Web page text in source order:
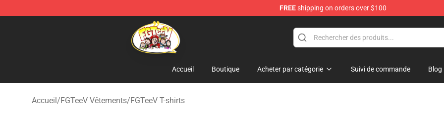
FREEshipping on orders over $100
FGTeeV Store - Official FGTeeV Merchandise Shop
Accueil Boutique Acheter par catégorie Suivi de commande Blog
Accueil/FGTeeV Vêtements/FGTeeV T-shirts